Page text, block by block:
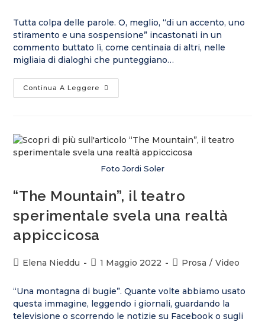
Tutta colpa delle parole. O, meglio, “di un accento, uno
stiramento e una sospensione” incastonati in un
commento buttato lì, come centinaia di altri, nelle
migliaia di dialoghi che punteggiano…
Continua A Leggere
Foto Jordi Soler
“The Mountain”, il teatro
sperimentale svela una realtà
appiccicosa
Elena Nieddu 1 Maggio 2022 Prosa / Video
“Una montagna di bugie”. Quante volte abbiamo usato
questa immagine, leggendo i giornali, guardando la
televisione o scorrendo le notizie su Facebook o sugli